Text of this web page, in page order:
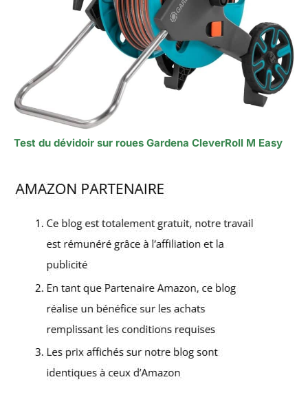
Test du dévidoir sur roues Gardena CleverRoll M Easy